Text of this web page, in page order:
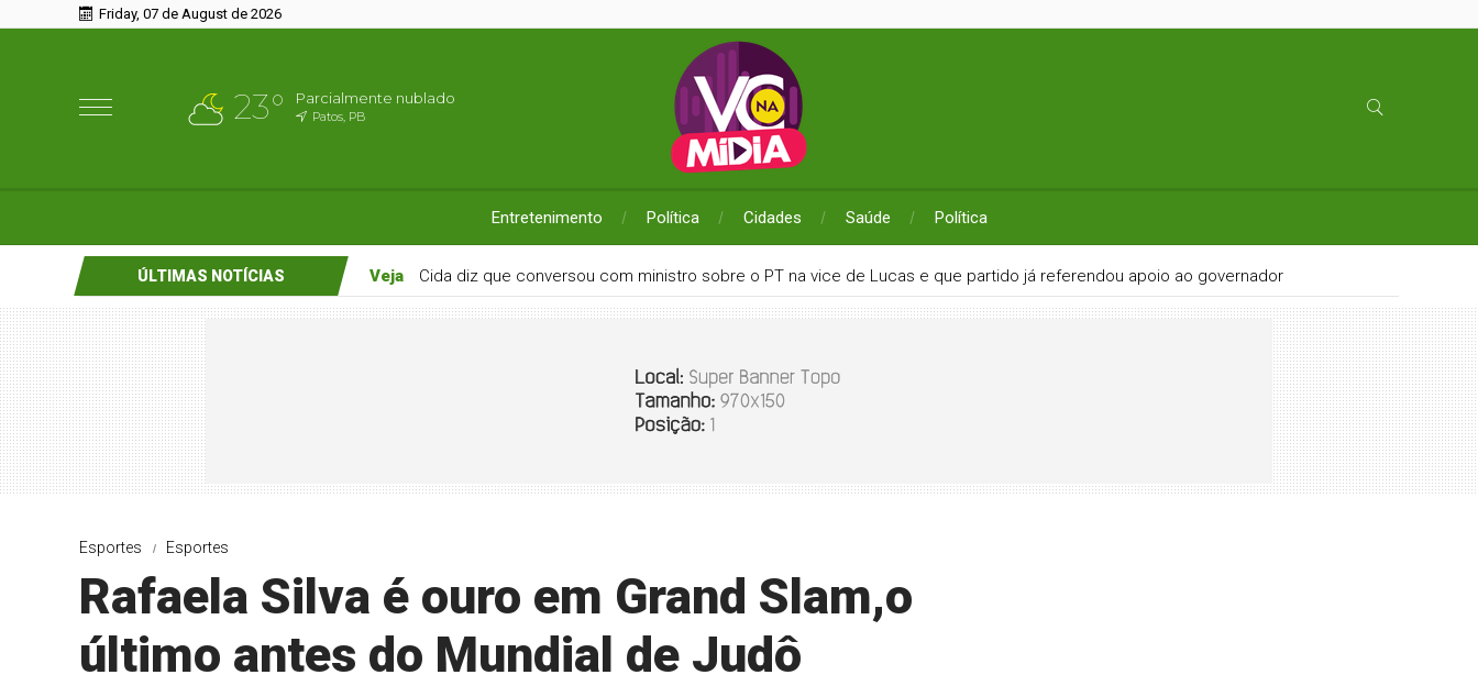
Friday, 07 de August de 2026
23° Parcialmente nublado
Patos, PB
Entretenimento Política Cidades Saúde Política
ÚLTIMAS NOTÍCIAS Veja Cida diz que conversou com ministro sobre o PT na vice de Lucas e que partido já referendou apoio ao governador
Esportes Esportes
Rafaela Silva é ouro em Grand Slam,o
último antes do Mundial de Judô